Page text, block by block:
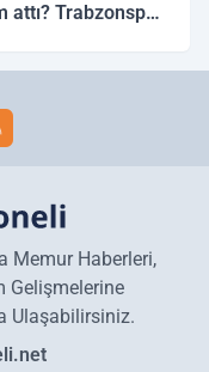
attı? Trabzonspor
Memur Haberleri,
Gelişmelerine
Ulaşabilirsiniz.